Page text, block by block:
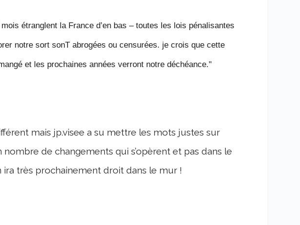
étranglent la France d’en bas – toutes les lois pénalisantes
notre sort sonT abrogées ou censurées. je crois que cette
et les prochaines années verront notre déchéance."
mais jp.visee a su mettre les mots justes sur
de changements qui s’opèrent et pas dans le
ira très prochainement droit dans le mur !